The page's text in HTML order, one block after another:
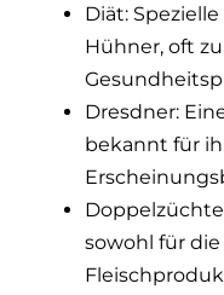
Diät:
Hühner, oft
Dresdner:
bekannt für
sowohl für die